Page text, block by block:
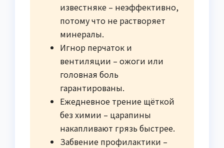
известняке – неэффективно,
потому что не растворяет
минералы.
Игнор перчаток и
вентиляции – ожоги или
головная боль
гарантированы.
Ежедневное трение щёткой
без химии – царапины
накапливают грязь быстрее.
Забвение профилактики –